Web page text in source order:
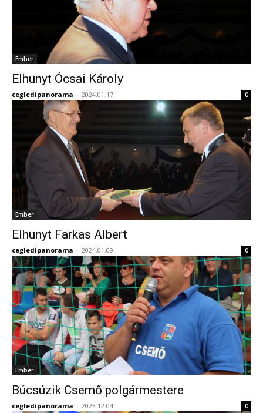
Ember
Elhunyt Ócsai Károly
cegledipanorama - 2024.01.17. 0
Ember
Elhunyt Farkas Albert
cegledipanorama - 2024.01.09. 0
Ember
Búcsúzik Csemő polgármestere
cegledipanorama - 2023.12.04. 0